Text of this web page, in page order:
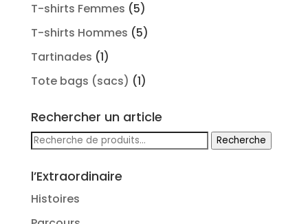
T-shirts Femmes (5)
T-shirts Hommes (5)
Tartinades (1)
Tote bags (sacs) (1)
Rechercher un article
Recherche
Recherche
l’Extraordinaire
Histoires